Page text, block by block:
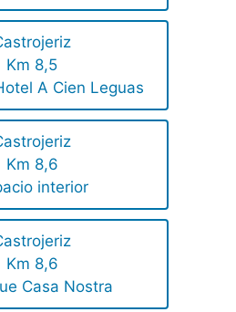
Km 8,5
A Cien Leguas
Km 8,6
interior
Km 8,6
Casa Nostra